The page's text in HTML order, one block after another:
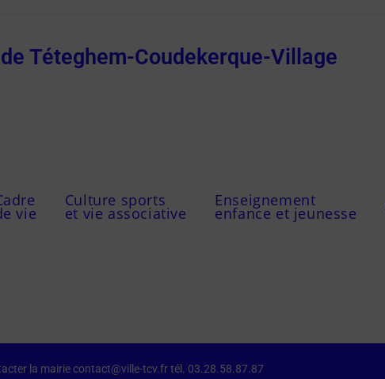
Téteghem-Coudekerque-Village
vie
Culture sports
et vie associative
Enseignement
enfance et jeunesse
la mairie contact@ville-tcv.fr tél. 03.28.58.87.87